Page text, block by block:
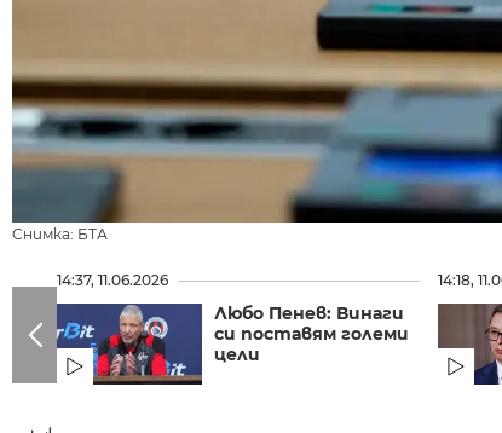
Снимка: БТА
14:37, 11.06.2026
Любо Пенев: Винаги
си поставям големи
цели
14:18,